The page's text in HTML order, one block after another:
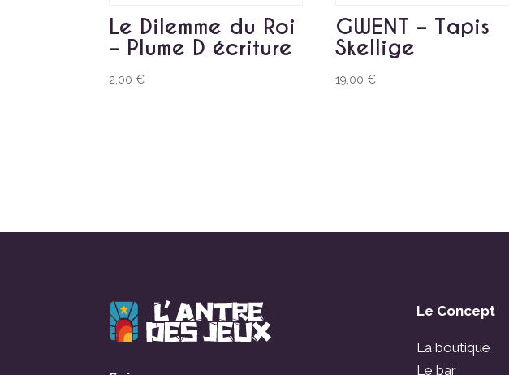
Le Dilemme du Roi
– Plume D écriture
2,00€
GWENT – Tapis
Skellige
19,00€
Le Concept
La boutique
Le bar